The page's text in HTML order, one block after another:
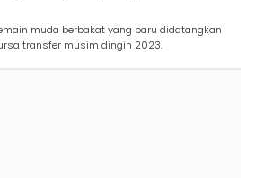
muda berbakat yang baru didatangkan
transfer musim dingin 2023.